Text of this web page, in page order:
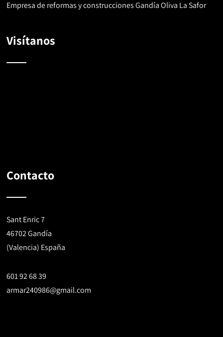
Empresa de reformas y construcciones Gandía Oliva La Safor
Visítanos
Contacto
Sant Enric 7
46702 Gandía
(Valencia) España
601 92 68 39
armar240986@gmail.com